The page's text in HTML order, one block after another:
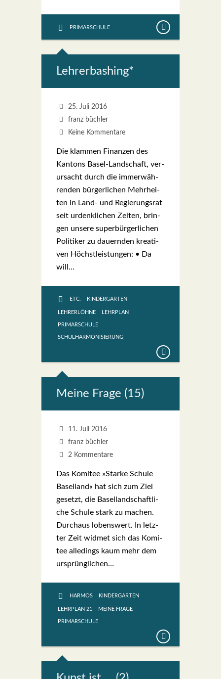
PRIMARSCHULE
Leh­rer­bas­hing*
25. Juli 2016
franz büchler
Keine Kommentare
Die klam­men Finan­zen des
Kan­tons Basel-Lan­d­­schaft, ver­
ur­sacht durch die immer­wäh­
ren­den bür­ger­li­chen Mehr­hei­
ten in Land- und Regie­rungs­rat
seit urdenk­li­chen Zei­ten, brin­
gen unse­re super­bür­ger­li­chen
Poli­ti­ker zu dau­ern­den krea­ti­
ven Höchst­leis­tun­gen: • Da
will…
ETC. KINDERGARTEN
LEHRERLÖHNE LEHRPLAN
PRIMARSCHULE
SCHULHARMONISIERUNG
Mei­ne Fra­ge (15)
11. Juli 2016
franz büchler
2 Kommentare
Das Komi­tee »Star­ke Schu­le
Basel­land« hat sich zum Ziel
gesetzt, die Basel­land­schaft­li­
che Schu­le stark zu machen.
Durch­aus lobens­wert. In letz­
ter Zeit wid­met sich das Komi­
tee alle­dings kaum mehr dem
ursprüng­li­chen…
HARMOS KINDERGARTEN
LEHRPLAN 21 MEINE FRAGE
PRIMARSCHULE